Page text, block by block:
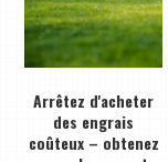
Arrêtez d'acheter
des engrais
coûteux – obtenez